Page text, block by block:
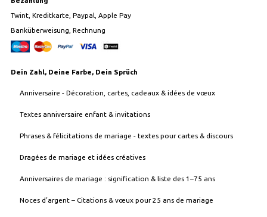
Twint, Kreditkarte, Paypal, Apple Pay
Banküberweisung, Rechnung
Dein Zahl, Deine Farbe, Dein Sprüch
Anniversaire - Décoration, cartes, cadeaux & idées de vœux
Textes anniversaire enfant & invitations
Phrases & félicitations de mariage - textes pour cartes & discours
Dragées de mariage et idées créatives
Anniversaires de mariage : signification & liste des 1–75 ans
Noces d’argent – Citations & vœux pour 25 ans de mariage